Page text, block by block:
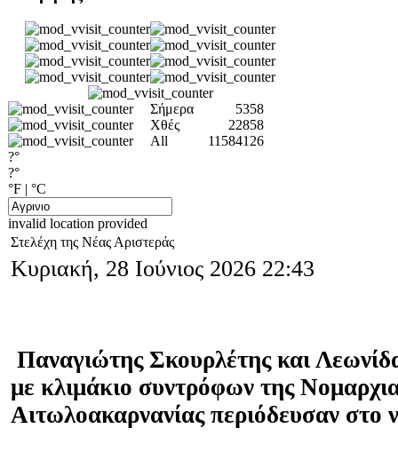
Σήμερα
5358
Χθές
22858
All
11584126
?°
?°
°F | °C
invalid location provided
Στελέχη της Νέας Αριστεράς
Κυριακή, 28 Ιούνιος 2026 22:43
Παναγιώτης Σκουρλέτης και
με κλιμάκιο συντρόφων της
Αιτωλοακαρνανίας περιόδευσαν στο